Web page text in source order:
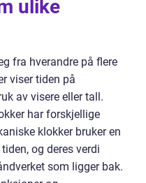
ulike
fra hverandre på flere
viser tiden på
av visere eller tall.
har forskjellige
klokker bruker en
og deres verdi
som ligger bak.